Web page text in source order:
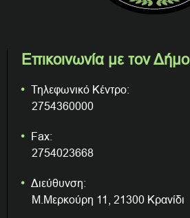
Επικοινωνία με τον Δήμο
Τηλεφωνικό Κέντρο:
2754360000
Fax:
2754023668
Διεύθυνση:
Μ.Μερκούρη 11, 21300 Κρανίδι